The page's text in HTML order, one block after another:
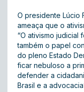
O presidente Lúcio
ameaça que o
“O ativismo judicial
também o papel
do pleno Estado
ficar nebuloso a
defender a
Brasil e a